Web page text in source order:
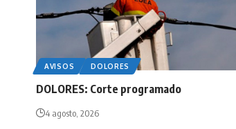
AVISOS DOLORES
DOLORES: Corte programado
4 agosto, 2026